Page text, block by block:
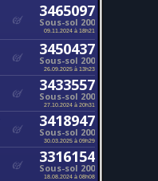
3465097
Sous-sol 200
09.11.2024 à 18h21
3450437
Sous-sol 200
26.09.2025 à 13h23
3433557
Sous-sol 200
27.10.2024 à 20h31
3418947
Sous-sol 200
30.03.2025 à 09h29
3316154
Sous-sol 200
18.08.2024 à 08h08